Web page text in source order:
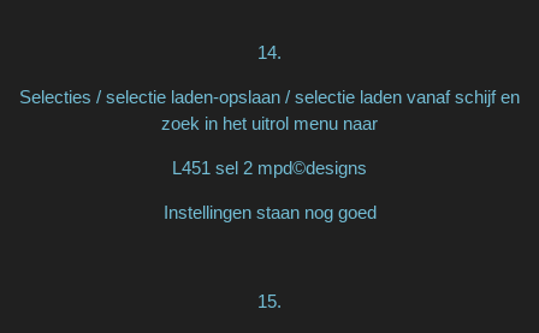
14.
Selecties / selectie laden-opslaan / selectie laden vanaf schijf en
zoek in het uitrol menu naar
L451 sel 2 mpd©designs
Instellingen staan nog goed
15.